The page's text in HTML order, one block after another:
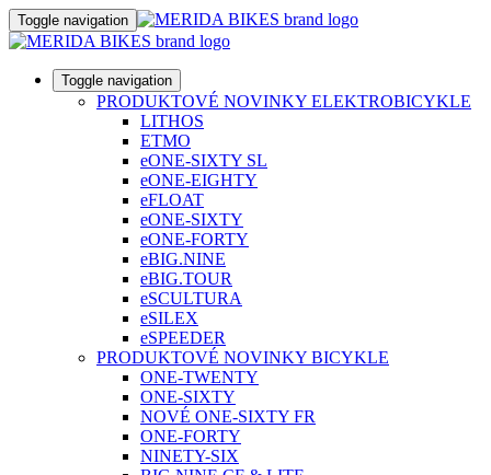
Toggle navigation
Toggle navigation
PRODUKTOVÉ NOVINKY ELEKTROBICYKLE
LITHOS
ETMO
eONE-SIXTY SL
eONE-EIGHTY
eFLOAT
eONE-SIXTY
eONE-FORTY
eBIG.NINE
eBIG.TOUR
eSCULTURA
eSILEX
eSPEEDER
PRODUKTOVÉ NOVINKY BICYKLE
ONE-TWENTY
ONE-SIXTY
NOVÉ ONE-SIXTY FR
ONE-FORTY
NINETY-SIX